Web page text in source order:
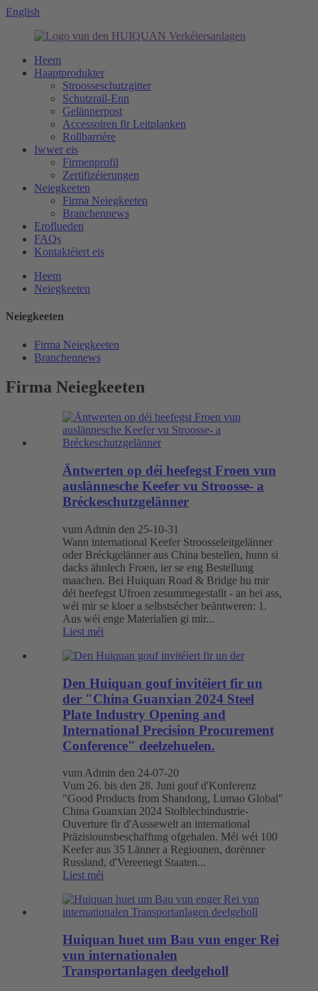
English
Heem
Haaptprodukter
Stroosseschutzgitter
Schutzrail-Enn
Gelännerpost
Accessoiren fir Leitplanken
Rollbarrière
Iwwer eis
Firmenprofil
Zertifizéierungen
Neiegkeeten
Firma Neiegkeeten
Branchennews
Eroflueden
FAQs
Kontaktéiert eis
Heem
Neiegkeeten
Neiegkeeten
Firma Neiegkeeten
Branchennews
Firma Neiegkeeten
Äntwerten op déi heefegst Froen vun
auslännesche Keefer vu Stroosse- a
Bréckeschutzgelänner
vum Admin den 25-10-31
Wann international Keefer Stroosseleitgelänner
oder Bréckgelänner aus China bestellen, hunn si
dacks ähnlech Froen, ier se eng Bestellung
maachen. Bei Huiquan Road & Bridge hu mir
déi heefegst Ufroen zesummegestallt - an hei ass,
wéi mir se kloer a selbstsécher beäntweren: 1.
Aus wéi enge Materialien gi mir...
Liest méi
Den Huiquan gouf invitéiert fir un
der "China Guanxian 2024 Steel
Plate Industry Opening and
International Precision Procurement
Conference" deelzehuelen.
vum Admin den 24-07-20
Vum 26. bis den 28. Juni gouf d'Konferenz
"Good Products from Shandong, Lumao Global"
China Guanxian 2024 Stolblechindustrie-
Ouverture fir d'Aussewelt an international
Präzisiounsbeschaffung ofgehalen. Méi wéi 100
Keefer aus 35 Länner a Regiounen, dorënner
Russland, d'Vereenegt Staaten...
Liest méi
Huiquan huet um Bau vun enger Rei
vun internationalen
Transportanlagen deelgeholl